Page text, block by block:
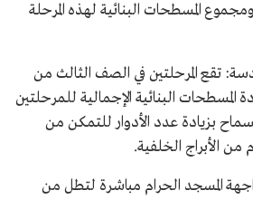
المسطحات البنائية لهذه المرحلة
تقع المرحلتين في الصف الثالث من
المسطحات البنائية الإجمالية للمرحلتين
مربع للسماح بزيادة عدد الأدوار للتمكن من
من الأبراج الخلفية.
المسجد الحرام مباشرة لتطل من